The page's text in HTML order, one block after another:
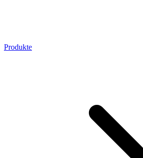
Produkte